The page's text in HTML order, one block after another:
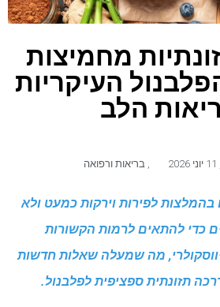
מחמיצות
העיקריות
הלב
בריאות ורפואה
לפירות וירקות כמעט ולא
כדי להתאים לרמות הקשורות
מה שמעלה שאלות חדשות
תזונתית ספציפית לפלבנול.